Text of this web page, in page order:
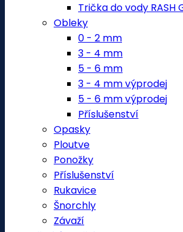
Trička do vody RASH
Obleky
0 - 2 mm
3 - 4 mm
5 - 6 mm
3 - 4 mm výprodej
5 - 6 mm výprodej
Příslušenství
Opasky
Ploutve
Ponožky
Příslušenství
Rukavice
Šnorchly
Závaží